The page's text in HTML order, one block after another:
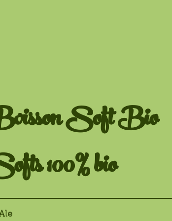
Soft Bio
100% bio